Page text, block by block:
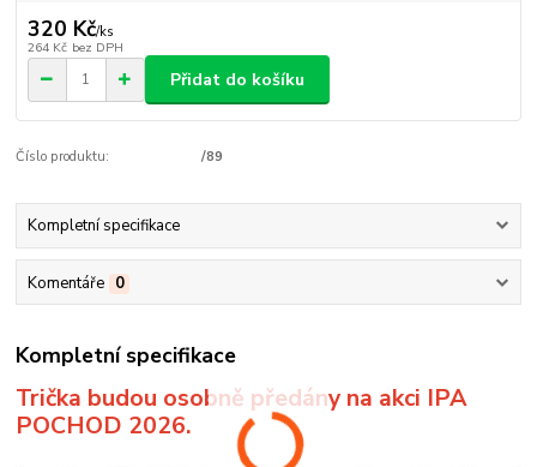
320 Kč/ks
264 Kč bez DPH
Přidat do košíku
Číslo produktu: /89
Kompletní specifikace
Komentáře 0
Kompletní specifikace
Trička budou osobně předány na akci IPA
POCHOD 2026.